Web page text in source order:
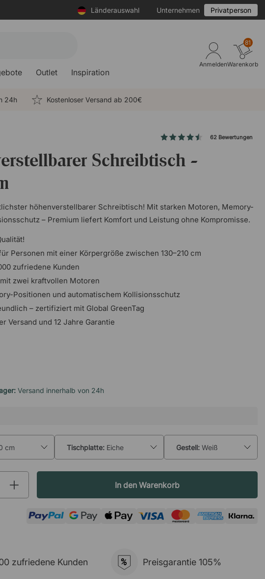
Länderauswahl Unternehmen Privatperson
Outlet Inspiration
Anmelden
81
Warenkorb
24h Kostenloser Versand ab 200€
62 Bewertungen
Schreibtisch -
höhenverstellbarer Schreibtisch! Mit starken Motoren, Memory-
– Premium liefert Komfort und Leistung ohne Kompromisse.
Personen mit einer Körpergröße zwischen 130–210 cm
zufriedene Kunden
zwei kraftvollen Motoren
Positionen und automatischem Kollisionsschutz
– zertifiziert mit Global GreenTag
Versand und 12 Jahre Garantie
Versand innerhalb von 24h
3-9 10-19 20-49 50+
wird automatisch im Warenkorb basierend auf der von Ihnen hinzugefügten Menge
cm Tischplatte: Eiche Gestell: Weiß
In den Warenkorb
zufriedene Kunden % Preisgarantie 105%